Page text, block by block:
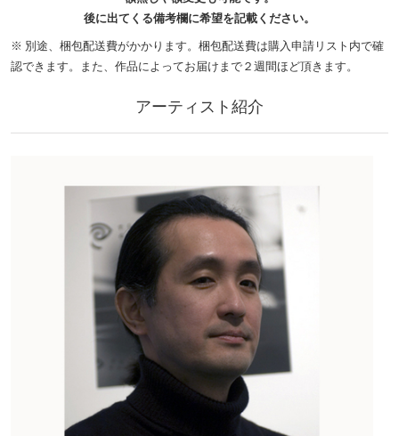
後に出てくる備考欄に希望を記載ください。
※ 別途、梱包配送費がかかります。梱包配送費は購入申請リスト内で確
認できます。また、作品によってお届けまで２週間ほど頂きます。
アーティスト紹介